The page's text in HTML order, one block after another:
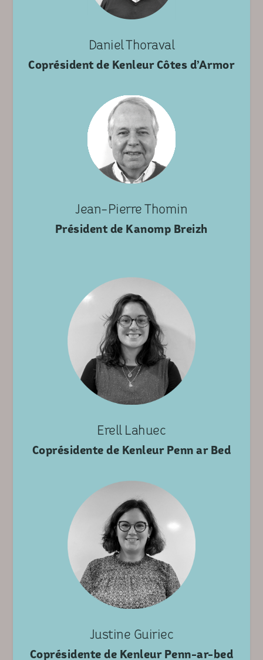
Daniel Thoraval
Coprésident de Kenleur Côtes d’Armor
Jean-Pierre Thomin
Président de Kanomp Breizh
Erell Lahuec
Coprésidente de Kenleur Penn ar Bed
Justine Guiriec
Coprésidente de Kenleur Penn-ar-bed